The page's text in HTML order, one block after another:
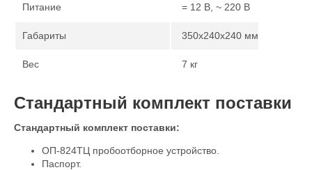
Питание = 12 В, ~ 220 В
Габариты 350х240х240 мм
Вес 7 кг
Стандартный комплект поставки
Стандартный комплект поставки:
ОП-824ТЦ пробоотборное устройство.
Паспорт.